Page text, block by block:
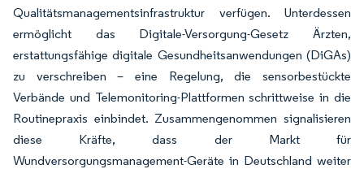
Qualitätsmanagementsinfrastruktur verfügen. Unterdessen
ermöglicht das Digitale-Versorgung-Gesetz Ärzten,
erstattungsfähige digitale Gesundheitsanwendungen (DiGAs)
zu verschreiben – eine Regelung, die sensorbestückte
Verbände und Telemonitoring-Plattformen schrittweise in die
Routinepraxis einbindet. Zusammengenommen signalisieren
diese Kräfte, dass der Markt für
Wundversorgungsmanagement-Geräte in Deutschland weiter